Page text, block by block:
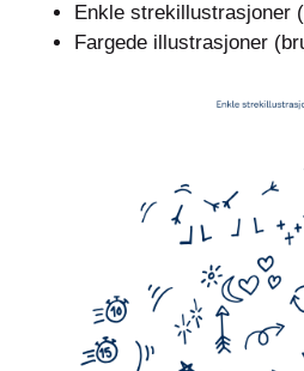
Enkle strekillustrasjoner
Fargede illustrasjoner